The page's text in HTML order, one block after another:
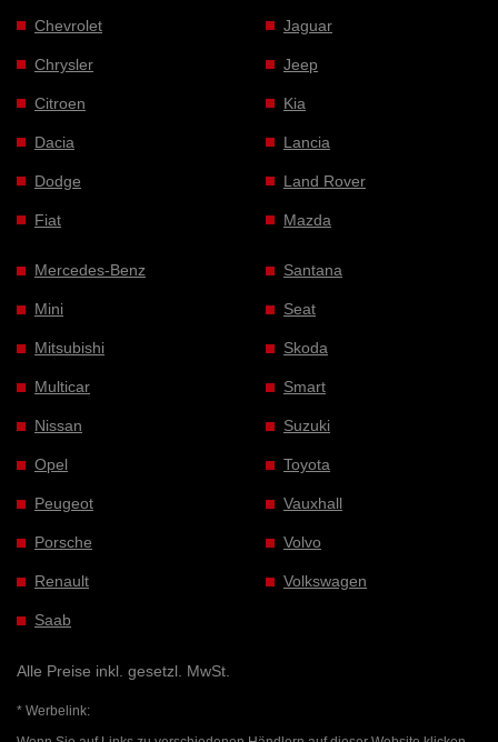
Chevrolet
Chrysler
Citroen
Dacia
Dodge
Fiat
Jaguar
Jeep
Kia
Lancia
Land Rover
Mazda
Mercedes-Benz
Mini
Mitsubishi
Multicar
Nissan
Opel
Peugeot
Porsche
Renault
Saab
Santana
Seat
Skoda
Smart
Suzuki
Toyota
Vauxhall
Volvo
Volkswagen
Alle Preise inkl. gesetzl. MwSt.
* Werbelink: